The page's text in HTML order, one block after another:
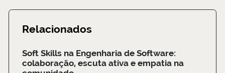
Relacionados
Soft Skills na Engenharia de Software:
colaboração, escuta ativa e empatia na